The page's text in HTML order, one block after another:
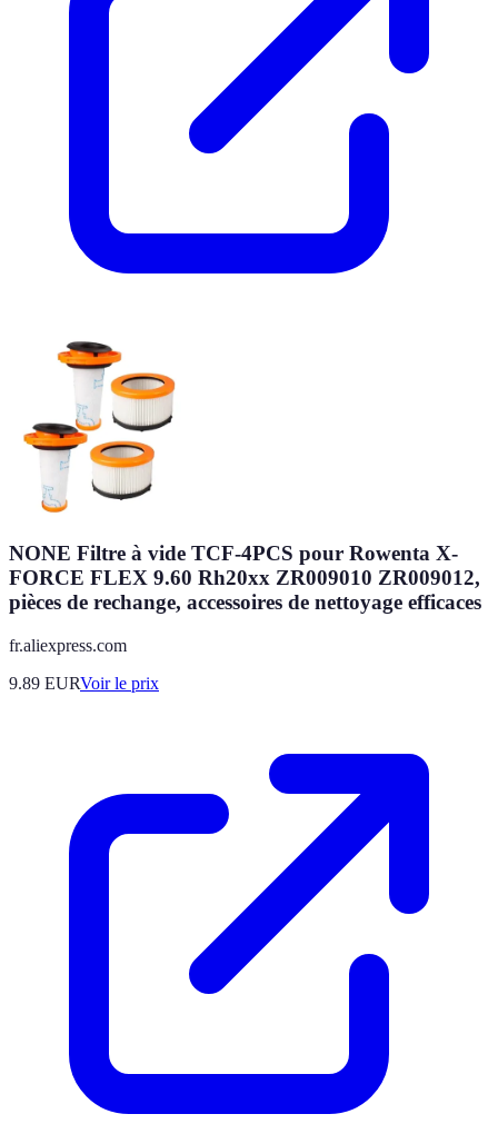
NONE Filtre à vide TCF-4PCS pour Rowenta X-
FORCE FLEX 9.60 Rh20xx ZR009010 ZR009012,
pièces de rechange, accessoires de nettoyage efficaces
fr.aliexpress.com
9.89 EURVoir le prix